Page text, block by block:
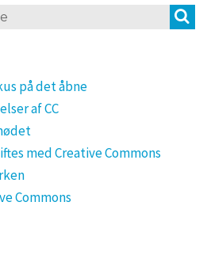
på det åbne
af CC
med Creative Commons
Commons